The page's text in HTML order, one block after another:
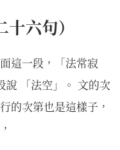
六句）
這一段，「法常寂
說 「法空」。 文的次
的次第也是這樣子，